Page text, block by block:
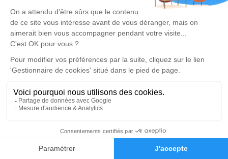
Faire-part Hommages
Un service de plantation d’arbre hommage est
disponible ici.
Je rends hommage
Cérémonie
vendredi 07 novembre 2025 à 10h00
74540 Gruffy